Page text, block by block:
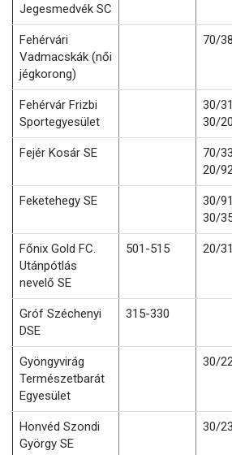
Jegesmedvék SC
Fehérvári
Vadmacskák (női
jégkorong)
70/
Fehérvár Frizbi
Sportegyesület
30/
30/
Fejér Kosár SE
70/
20/
Feketehegy SE
30/
30/
Főnix Gold FC.
Utánpótlás
nevelő SE
501-515 20/
Gróf Széchenyi
DSE
315-330
Gyöngyvirág
Természetbarát
Egyesület
30/
Honvéd Szondi
György SE
30/